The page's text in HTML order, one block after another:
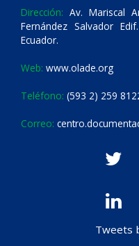
Dirección: Av. Mariscal
Fernández Salvador
Ecuador.
Web: www.olade.org
Teléfono: (593 2) 259
Correo:
Tweets